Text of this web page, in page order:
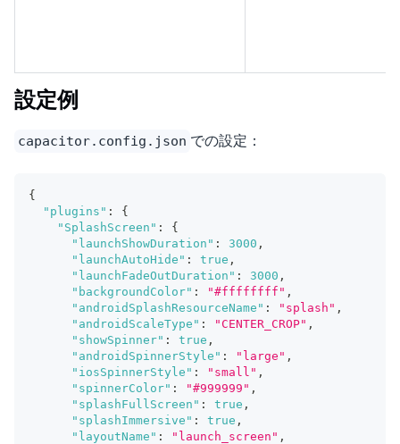
設定例
capacitor.config.json での設定：
{
"plugins" :
{
"SplashScreen" :
{
"launchShowDuration" : 3000 ,
"launchAutoHide" : true ,
"launchFadeOutDuration" : 3000 ,
"backgroundColor" : "#ffffffff" ,
"androidSplashResourceName" : "splash" ,
"androidScaleType" : "CENTER_CROP" ,
"showSpinner" : true ,
"androidSpinnerStyle" : "large" ,
"iosSpinnerStyle" : "small" ,
"spinnerColor" : "#999999" ,
"splashFullScreen" : true ,
"splashImmersive" : true ,
"layoutName" : "launch_screen" ,